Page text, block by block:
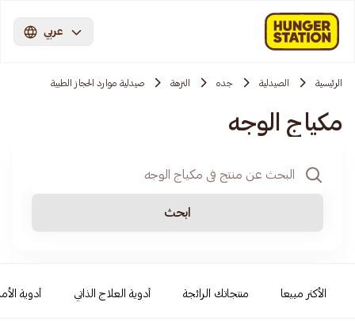
عربي
الرئيسية الصيدلية جده النزهة صيدلية موارد الحجاز الطبية
مكياج الوجه
ابحث
الأكثر مبيعا منتجاتك الرائجة أدوية العلاج الذاتي أدوية